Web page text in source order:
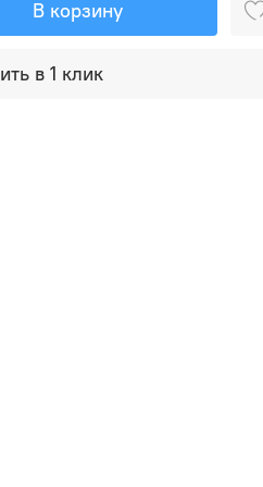
В корзину
в 1 клик